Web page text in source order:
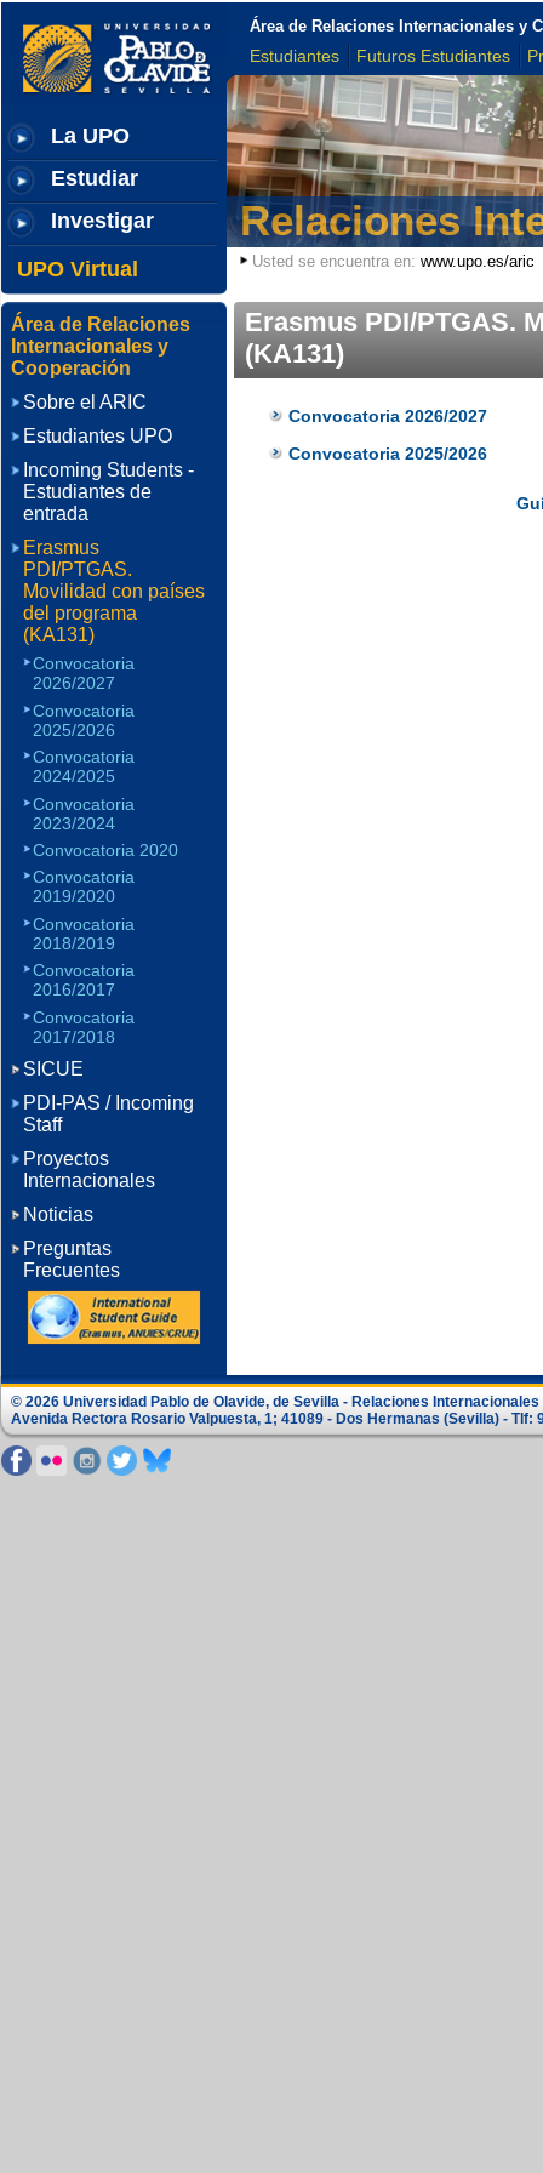
La UPO
Estudiar
Investigar
UPO Virtual
Área de Relaciones Internacionales y
Estudiantes Futuros Estudiantes
Relaciones
Usted se encuentra en: www.upo.es/aric
Erasmus PDI/PTGAS.
(KA131)
Convocatoria 2026/2027
Convocatoria 2025/2026
Área de Relaciones
Internacionales y
Cooperación
Sobre el ARIC
Estudiantes UPO
Incoming Students -
Estudiantes de
entrada
Erasmus
PDI/PTGAS.
Movilidad con países
del programa
(KA131)
Convocatoria
2026/2027
Convocatoria
2025/2026
Convocatoria
2024/2025
Convocatoria
2023/2024
Convocatoria 2020
Convocatoria
2019/2020
Convocatoria
2018/2019
Convocatoria
2016/2017
Convocatoria
2017/2018
SICUE
PDI-PAS / Incoming
Staff
Proyectos
Internacionales
Noticias
Preguntas
Frecuentes
© 2026 Universidad Pablo de Olavide, de Sevilla - Relaciones
Avenida Rectora Rosario Valpuesta, 1; 41089 - Dos Hermanas (Sevilla) - Tlf: